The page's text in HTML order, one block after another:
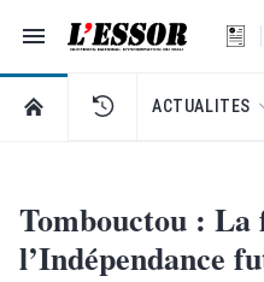
Navigation
L'Essor - retour
RETOUR À LA PAGE D’ACCUEIL
ACTUALITES
Tombouctou : La
l’Indépendance